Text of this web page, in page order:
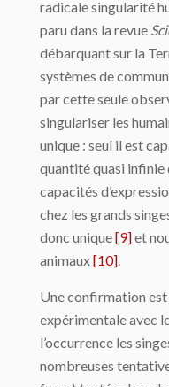
radicale singularité
paru dans la revue
débarquant sur la
systèmes de
par cette seule
singulariser les
unique : seul il est
quantité quasi infinie
capacités
chez les grands
donc unique[9]et
animaux[10]
Une confirmation
expérimentale avec
l’occurrence les
nombreuses